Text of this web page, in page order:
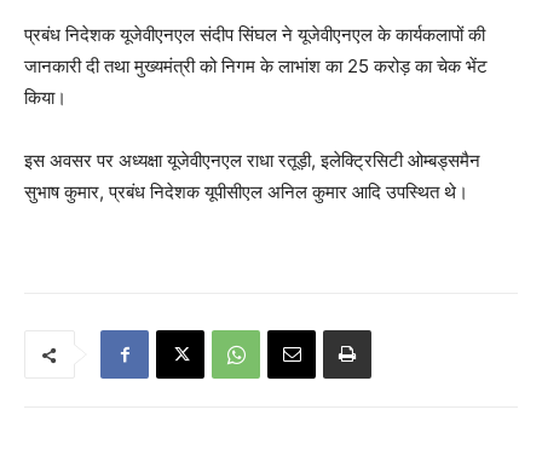
प्रबंध निदेशक यूजेवीएनएल संदीप सिंघल ने यूजेवीएनएल के कार्यकलापों की
जानकारी दी तथा मुख्यमंत्री को निगम के लाभांश का 25 करोड़ का चेक भेंट
किया।
इस अवसर पर अध्यक्षा यूजेवीएनएल राधा रतूड़ी, इलेक्ट्रिसिटी ओम्बड्समैन
सुभाष कुमार, प्रबंध निदेशक यूपीसीएल अनिल कुमार आदि उपस्थित थे।